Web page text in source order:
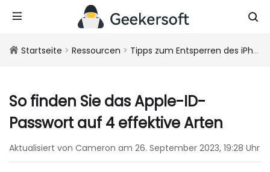
Startseite > Ressourcen > Tipps zum Entsperren des iPhone/iPad
So finden Sie das Apple-ID-
Passwort auf 4 effektive Arten
Aktualisiert von Cameron am 26. September 2023, 19:28 Uhr